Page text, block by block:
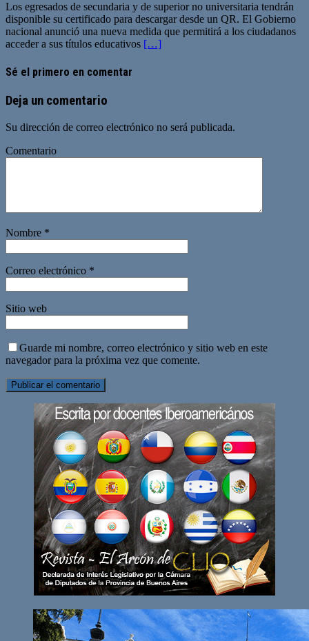
Los egresados de secundaria y de superior no universitaria tendrán
disponible su certificado para descargar desde un QR. El Gobierno
nacional anunció una nueva medida que permitirá a los ciudadanos
acceder a sus títulos educativos […]
Sé el primero en comentar
Deja un comentario
Su dirección de correo electrónico no será publicada.
Comentario
Nombre *
Correo electrónico *
Sitio web
Guarde mi nombre, correo electrónico y sitio web en este
navegador para la próxima vez que comente.